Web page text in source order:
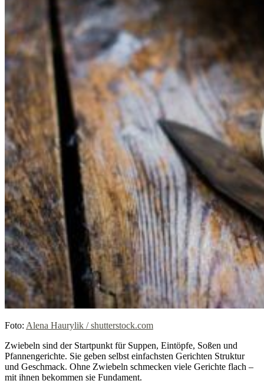
Foto: Alena Haurylik / shutterstock.com
Zwiebeln sind der Startpunkt für Suppen, Eintöpfe, Soßen und
Pfannengerichte. Sie geben selbst einfachsten Gerichten Struktur
und Geschmack. Ohne Zwiebeln schmecken viele Gerichte flach –
mit ihnen bekommen sie Fundament.